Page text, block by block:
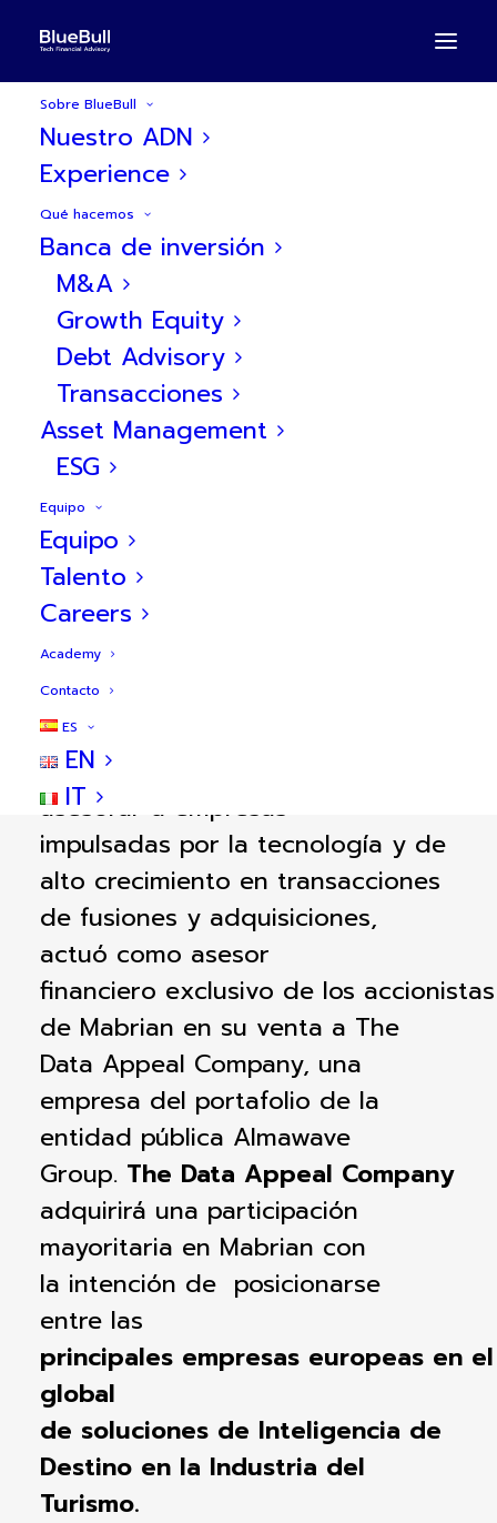
Sobre BlueBull
Nuestro ADN
Experience
Qué hacemos
Banca de inversión
M&A
Growth Equity
Debt Advisory
Transacciones
Asset Management
ESG
Equipo
Equipo
Talento
Careers
Academy
Contacto
ES
EN
IT
Bluebull asesora a
Mabrian Technologies en
su proceso de venta a The
Data Appeal Company
Sobre la
BlueBull
financiera
asesorar a empresas
impulsadas por la tecnología y de
alto crecimiento en transacciones
de fusiones y adquisiciones,
actuó como asesor
financiero exclusivo de los accionistas
de Mabrian en su venta a The
Data Appeal Company, una
empresa del portafolio de la
entidad pública Almawave
Group. The Data Appeal Company
adquirirá una participación
mayoritaria en Mabrian con
la intención de posicionarse
entre las
principales empresas europeas en
global
de soluciones de Inteligencia de
Destino en la Industria del
Turismo.